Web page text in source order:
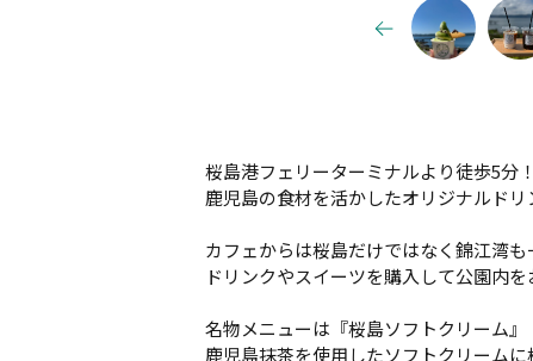
桜島港フェリーターミナルより徒歩5分！
鹿児島の食材を活かしたオリジナルド
カフェからは桜島だけではなく錦江湾も
ドリンクやスイーツを購入して公園内を
名物メニューは『桜島ソフトクリーム』
鹿児島抹茶を使用したソフトクリーム